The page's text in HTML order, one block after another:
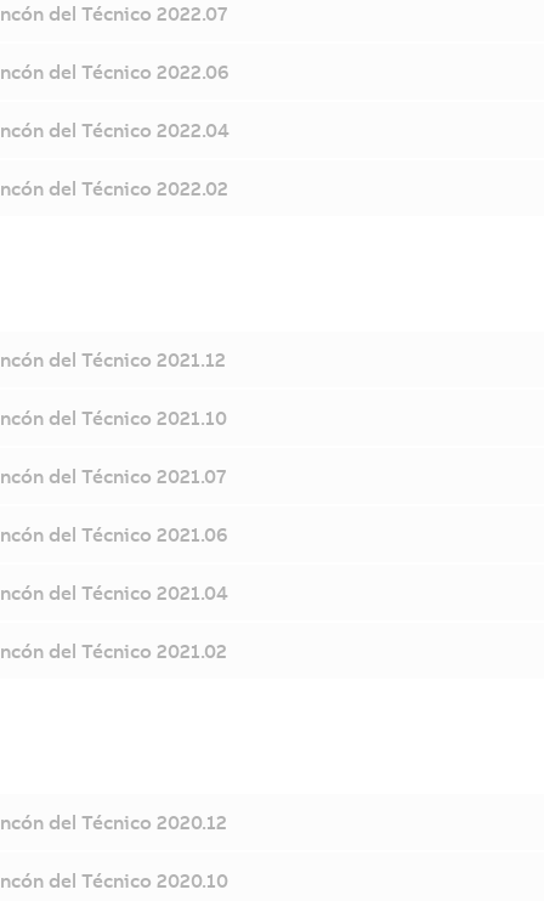
del Técnico 2022.07
del Técnico 2022.06
del Técnico 2022.04
del Técnico 2022.02
del Técnico 2021.12
del Técnico 2021.10
del Técnico 2021.07
del Técnico 2021.06
del Técnico 2021.04
del Técnico 2021.02
del Técnico 2020.12
del Técnico 2020.10